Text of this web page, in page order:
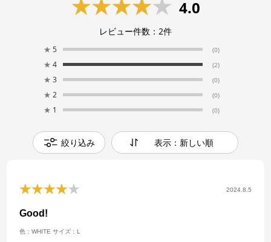
4.0
レビュー件数： 2件
★ 5 (0)
★ 4 (2)
★ 3 (0)
★ 2 (0)
★ 1 (0)
絞り込み 表示：新しい順
2024.8.5
Good!
色：WHITE サイズ：L